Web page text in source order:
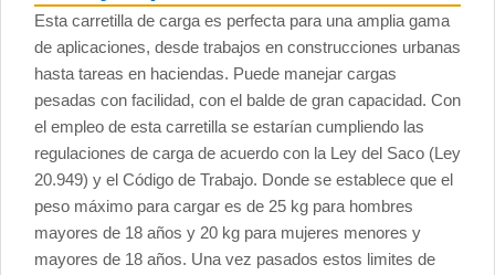
Esta carretilla de carga es perfecta para una amplia gama
de aplicaciones, desde trabajos en construcciones urbanas
hasta tareas en haciendas. Puede manejar cargas
pesadas con facilidad, con el balde de gran capacidad. Con
el empleo de esta carretilla se estarían cumpliendo las
regulaciones de carga de acuerdo con la Ley del Saco (Ley
20.949) y el Código de Trabajo. Donde se establece que el
peso máximo para cargar es de 25 kg para hombres
mayores de 18 años y 20 kg para mujeres menores y
mayores de 18 años. Una vez pasados estos limites de